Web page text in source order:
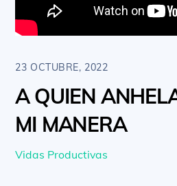
23 OCTUBRE, 2022
A QUIEN
MI MANERA
Vidas Productivas